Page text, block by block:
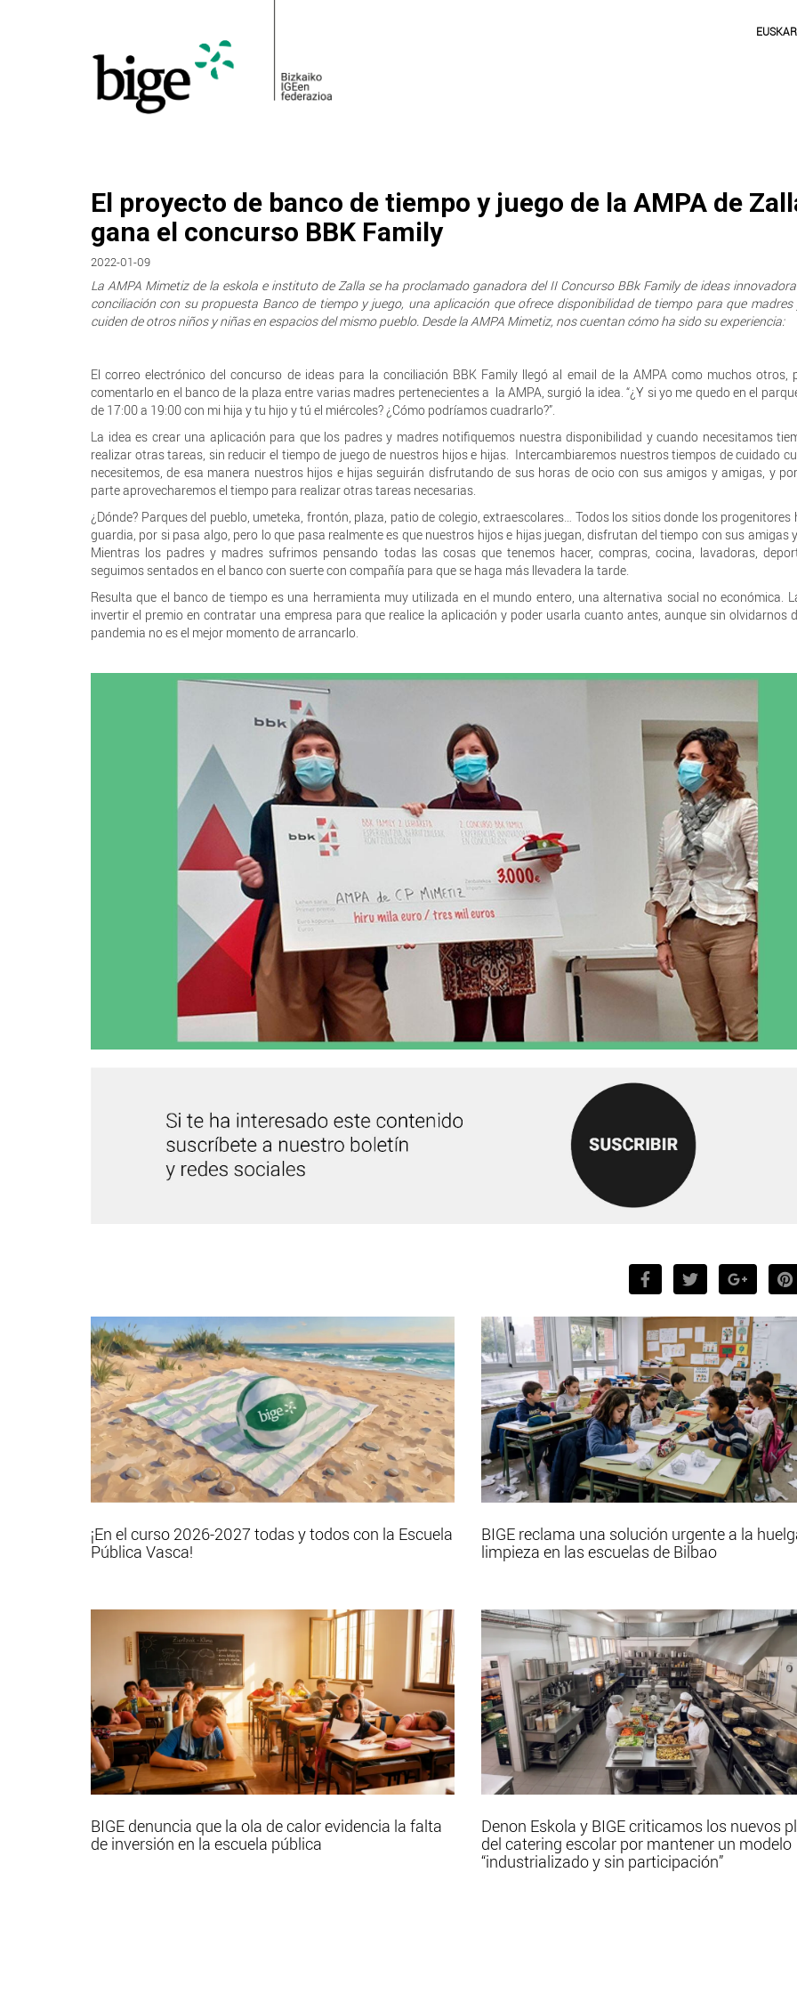
El proyecto de banco de tiempo y juego de la AMPA de
gana el concurso BBK Family
2022-01-09
La AMPA Mimetiz de la eskola e instituto de Zalla se ha proclamado ganadora del II Concurso BBk Family de ideas
conciliación con su propuesta Banco de tiempo y juego, una aplicación que ofrece disponibilidad de tiempo para que madres
cuiden de otros niños y niñas en espacios del mismo pueblo. Desde la AMPA Mimetiz, nos cuentan cómo ha sido su experiencia:
El correo electrónico del concurso de ideas para la conciliación BBK Family llegó al email de la AMPA como muchos otros,
comentarlo en el banco de la plaza entre varias madres pertenecientes a la AMPA, surgió la idea. “¿Y si yo me quedo en el
de 17:00 a 19:00 con mi hija y tu hijo y tú el miércoles? ¿Cómo podríamos cuadrarlo?”.
La idea es crear una aplicación para que los padres y madres notifiquemos nuestra disponibilidad y cuando necesitamos
realizar otras tareas, sin reducir el tiempo de juego de nuestros hijos e hijas. Intercambiaremos nuestros tiempos de cuidado
necesitemos, de esa manera nuestros hijos e hijas seguirán disfrutando de sus horas de ocio con sus amigos y amigas, y
parte aprovecharemos el tiempo para realizar otras tareas necesarias.
¿Dónde? Parques del pueblo, umeteka, frontón, plaza, patio de colegio, extraescolares… Todos los sitios donde los progenitores
guardia, por si pasa algo, pero lo que pasa realmente es que nuestros hijos e hijas juegan, disfrutan del tiempo con sus amigas
Mientras los padres y madres sufrimos pensando todas las cosas que tenemos hacer, compras, cocina, lavadoras,
seguimos sentados en el banco con suerte con compañía para que se haga más llevadera la tarde.
Resulta que el banco de tiempo es una herramienta muy utilizada en el mundo entero, una alternativa social no económica.
invertir el premio en contratar una empresa para que realice la aplicación y poder usarla cuanto antes, aunque sin olvidarnos
pandemia no es el mejor momento de arrancarlo.
¡En el curso 2026-2027 todas y todos con la Escuela
Pública Vasca!
BIGE reclama una solución urgente a la
limpieza en las escuelas de Bilbao
BIGE denuncia que la ola de calor evidencia la falta
de inversión en la escuela pública
Denon Eskola y BIGE criticamos los nuevos
del catering escolar por mantener un modelo
“industrializado y sin participación”